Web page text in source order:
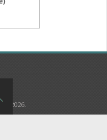
© 2026.